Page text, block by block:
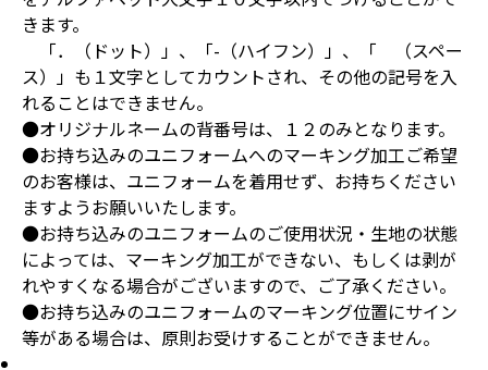
きます。
「．（ドット）」、「-（ハイフン）」、「 （スペー
ス）」も１文字としてカウントされ、その他の記号を入
れることはできません。
●オリジナルネームの背番号は、１２のみとなります。
●お持ち込みのユニフォームへのマーキング加工ご希望
のお客様は、ユニフォームを着用せず、お持ちください
ますようお願いいたします。
●お持ち込みのユニフォームのご使用状況・生地の状態
によっては、マーキング加工ができない、もしくは剥が
れやすくなる場合がございますので、ご了承ください。
●お持ち込みのユニフォームのマーキング位置にサイン
等がある場合は、原則お受けすることができません。